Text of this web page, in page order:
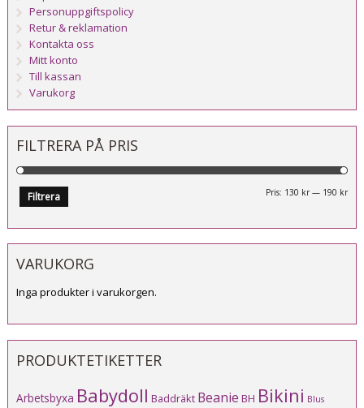
Personuppgiftspolicy
Retur & reklamation
Kontakta oss
Mitt konto
Till kassan
Varukorg
FILTRERA PÅ PRIS
Filtrera Pris: 130 kr — 190 kr
VARUKORG
Inga produkter i varukorgen.
PRODUKTETIKETTER
Arbetsbyxa Babydoll Baddräkt Beanie BH Bikini Blus